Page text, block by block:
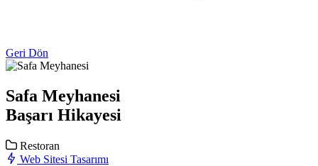
Geri Dön
Safa Meyhanesi
Başarı Hikayesi
Restoran
Web Sitesi Tasarımı